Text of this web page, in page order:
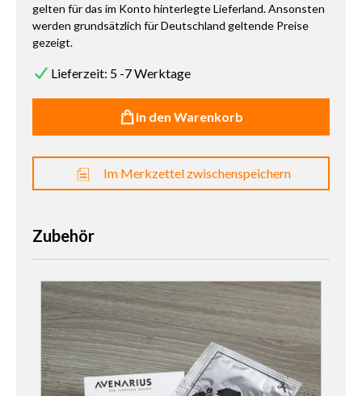
gelten für das im Konto hinterlegte Lieferland. Ansonsten
werden grundsätzlich für Deutschland geltende Preise
gezeigt.
Lieferzeit: 5 -7 Werktage
In den Warenkorb
Im Merkzettel zwischenspeichern
Zubehör